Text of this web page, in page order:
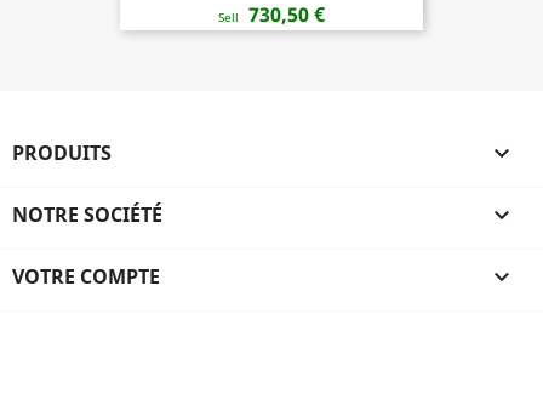
Sell 730,50 €
PRODUITS 
NOTRE SOCIÉTÉ 
VOTRE COMPTE 